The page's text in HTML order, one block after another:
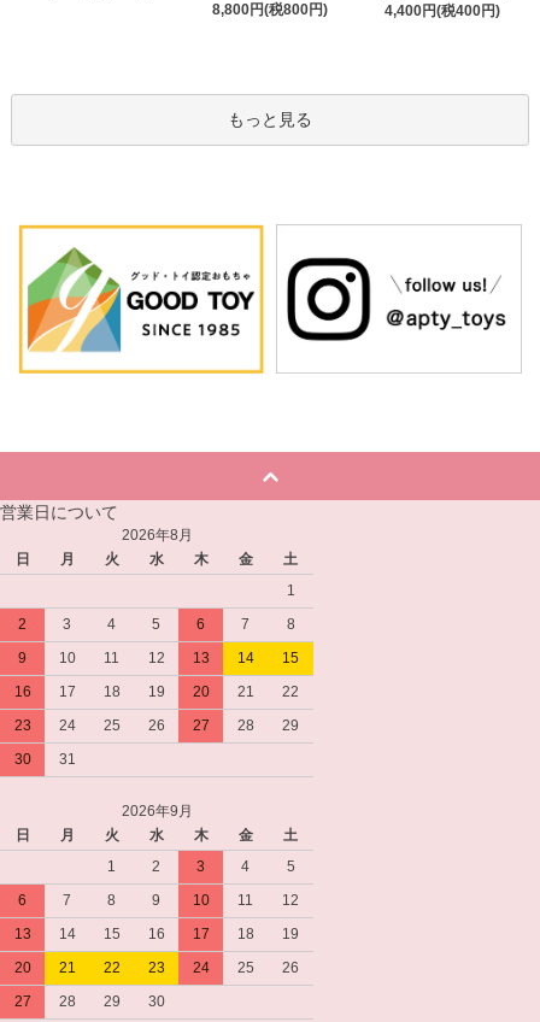
8,800円(税800円)
4,400円(税400円)
もっと見る
営業日について
2026年8月
日
月 火 水 木 金
土
1
2
3 4 5 6 7
8
9
10 11 12 13 14
15
16
17 18 19 20 21
22
23
24 25 26 27 28
29
30
31
2026年9月
日
月 火 水 木 金
土
1
2 3 4
5
6
7 8 9 10 11
12
13
14 15 16 17 18
19
20
21 22 23 24 25
26
27
28 29 30